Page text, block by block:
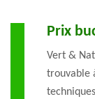
Prix
Vert &
trouvable